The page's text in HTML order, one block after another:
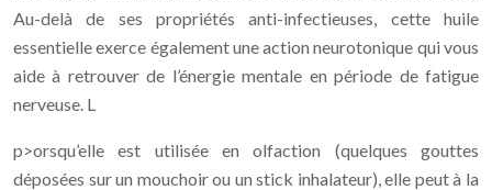
Au-delà de ses propriétés anti-infectieuses, cette huile
essentielle exerce également une action neurotonique qui vous
aide à retrouver de l’énergie mentale en période de fatigue
nerveuse. L
p>orsqu’elle est utilisée en olfaction (quelques gouttes
déposées sur un mouchoir ou un stick inhalateur), elle peut à la